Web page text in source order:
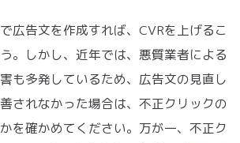
広告文を作成すれば、CVRを上げるこ
。しかし、近年では、悪質業者による
も多発しているため、広告文の見直し
されなかった場合は、不正クリックの
を確かめてください。万が一、不正ク